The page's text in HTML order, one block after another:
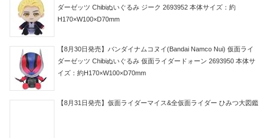
ダーゼッツ Chibiぬいぐるみ ジーク 2693952 本体サイズ：約
H170×W100×D70mm
【8月30日発売】バンダイナムコヌイ(Bandai Namco Nui) 仮面ライ
ダーゼッツ Chibiぬいぐるみ 仮面ライダードォーン 2693950 本体サ
イズ：約H170×W100×D70mm
【8月31日発売】仮面ライダーマイス&全仮面ライダー ひみつ大図鑑